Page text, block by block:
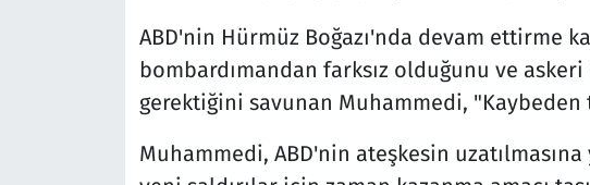
ABD'nin Hürmüz Boğazı'nda devam ettirme
bombardımandan farksız olduğunu ve
gerektiğini savunan Muhammedi,
Muhammedi, ABD'nin ateşkesin